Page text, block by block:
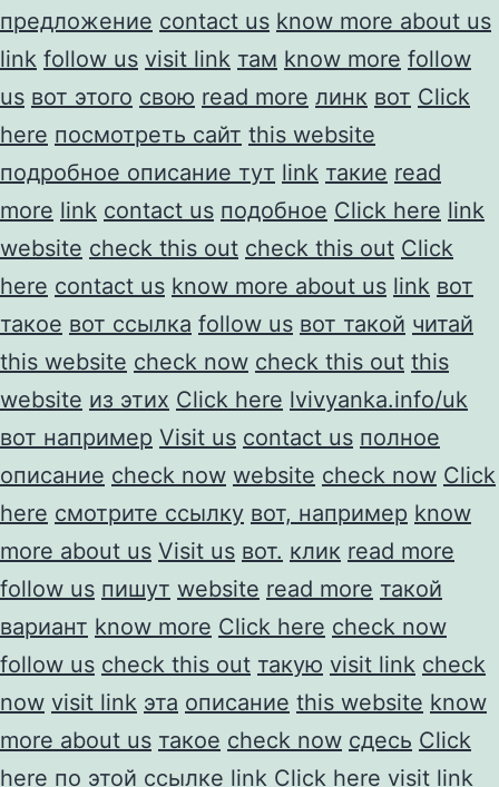
предложение contact us know more about us
link follow us visit link там know more follow
us вот этого свою read more линк вот Click
here посмотреть сайт this website
подробное описание тут link такие read
more link contact us подобное Click here link
website check this out check this out Click
here contact us know more about us link вот
такое вот ссылка follow us вот такой читай
this website check now check this out this
website из этих Click here lvivyanka.info/uk
вот например Visit us contact us полное
описание check now website check now Click
here смотрите ссылку вот, например know
more about us Visit us вот. клик read more
follow us пишут website read more такой
вариант know more Click here check now
follow us check this out такую visit link check
now visit link эта описание this website know
more about us такое check now сдесь Click
here по этой ссылке link Click here visit link